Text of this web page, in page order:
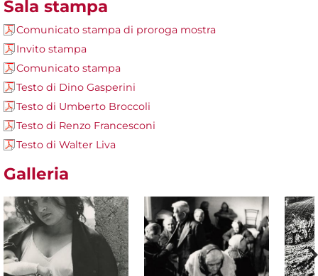
Sala stampa
Comunicato stampa di proroga mostra
Invito stampa
Comunicato stampa
Testo di Dino Gasperini
Testo di Umberto Broccoli
Testo di Renzo Francesconi
Testo di Walter Liva
Galleria